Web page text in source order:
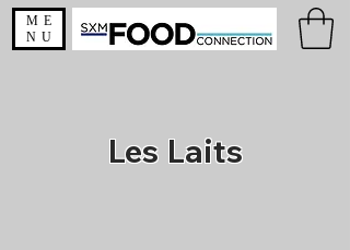
ME
NU
Les Laits